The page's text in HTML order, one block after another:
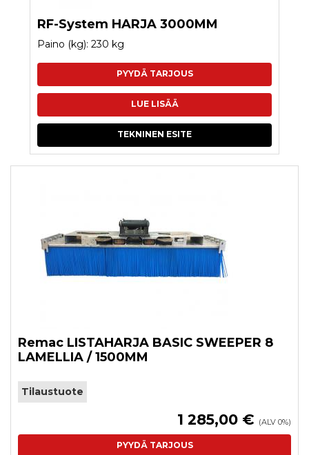
RF-System HARJA 3000MM
Paino (kg): 230 kg
PYYDÄ TARJOUS
LUE LISÄÄ
TEKNINEN ESITE
Remac LISTAHARJA BASIC SWEEPER 8
LAMELLIA / 1500MM
Tilaustuote
1 285,00 € (ALV 0%)
PYYDÄ TARJOUS